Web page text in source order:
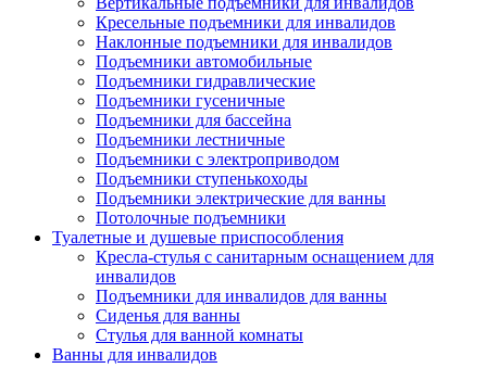
Кресельные подъемники для инвалидов
Наклонные подъемники для инвалидов
Подъемники автомобильные
Подъемники гидравлические
Подъемники гусеничные
Подъемники для бассейна
Подъемники лестничные
Подъемники с электроприводом
Подъемники ступенькоходы
Подъемники электрические для ванны
Потолочные подъемники
Туалетные и душевые приспособления
Кресла-стулья с санитарным оснащением для
инвалидов
Подъемники для инвалидов для ванны
Сиденья для ванны
Стулья для ванной комнаты
Ванны для инвалидов